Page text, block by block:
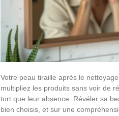
Votre peau tiraille après le
multipliez les produits sans voir de
tort que leur absence. Révéler sa
bien choisis, et sur une